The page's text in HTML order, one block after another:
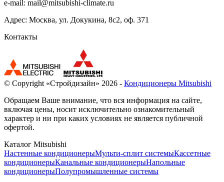
e-mail: mail@mitsubishi-climate.ru
Адрес: Москва, ул. Докукина, 8с2, оф. 371
Контакты
© Copyright «Стройдизайн» 2026 - Кондиционеры Mitsubishi
Обращаем Ваше внимание, что вся информация на сайте,
включая цены, носит исключительно ознакомительный
характер и ни при каких условиях не является публичной
офертой.
Каталог Mitsubishi
Настенные кондиционерыМульти-сплит системыКассетные
кондиционерыКанальные кондиционерыНапольные
кондиционерыПолупромышленные системы